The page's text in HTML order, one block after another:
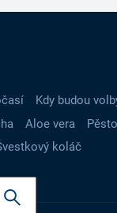
Kdy budou
Aloe vera
koláč